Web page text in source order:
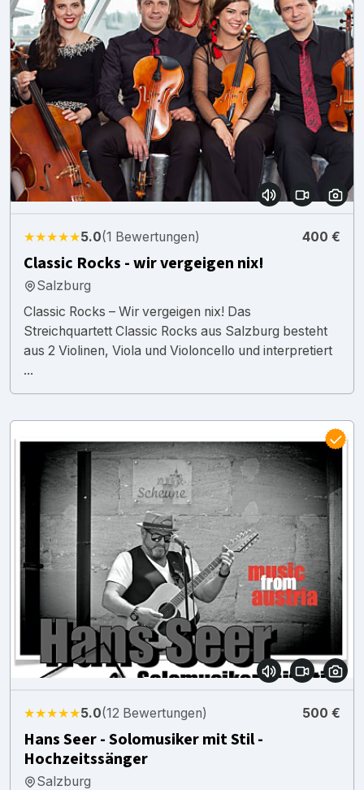
★★★★★5.0(1 Bewertungen) 400 €
Classic Rocks - wir vergeigen nix!
Salzburg
Classic Rocks – Wir vergeigen nix! Das
Streichquartett Classic Rocks aus Salzburg besteht
aus 2 Violinen, Viola und Violoncello und interpretiert
...
★★★★★5.0(12 Bewertungen) 500 €
Hans Seer - Solomusiker mit Stil -
Hochzeitssänger
Salzburg